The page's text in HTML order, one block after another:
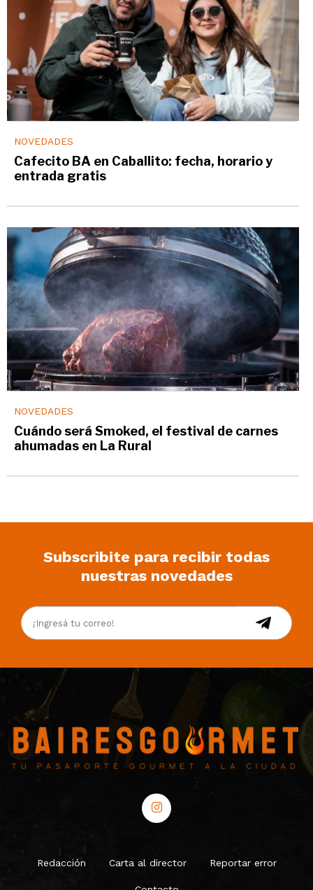
NOVEDADES
Cafecito BA en Caballito: fecha, horario y
entrada gratis
NOVEDADES
Cuándo será Smoked, el festival de carnes
ahumadas en La Rural
Subscribite para recibir todas
nuestras novedades
Redacción Carta al director Reportar error